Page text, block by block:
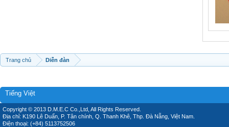
Trang chủ Diễn đàn
Tiếng Việt
Copyright © 2013 D.M.E.C Co.,Ltd, All Rights Reserved.
Địa chỉ: K190 Lê Duẩn, P. Tân chính, Q. Thanh Khê, Thp. Đà Nẵng, Việt Nam.
Điện thoại: (+84) 5113752506